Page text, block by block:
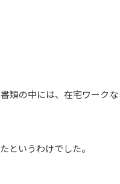
類の中には、在宅ワーク
というわけでした。